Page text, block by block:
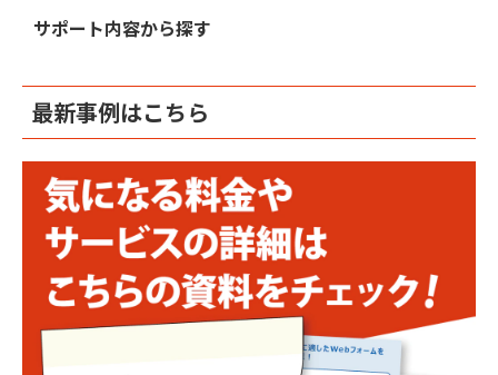
サポート内容から探す
最新事例はこちら